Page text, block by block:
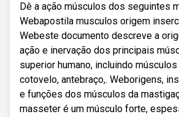
Dê a ação músculos dos seguintes
Webapostila musculos origem
Webeste documento descreve a
ação e inervação dos principais
superior humano, incluindo
cotovelo, antebraço,. Weborigens,
e funções dos músculos da
masseter é um músculo forte,